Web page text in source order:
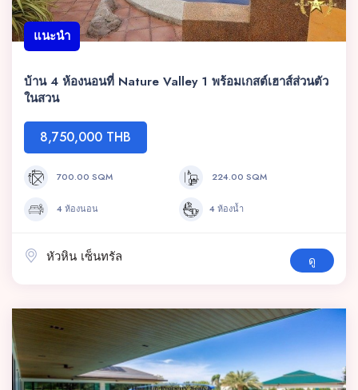
แนะนำ
บ้าน 4 ห้องนอนที่ Nature Valley 1 พร้อมเกสต์เฮาส์ส่วนตัว
ในสวน
8,750,000 THB
700.00 SQM 224.00 SQM
4 ห้องนอน 4 ห้องน้ำ
หัวหิน เซ็นทรัล ดู